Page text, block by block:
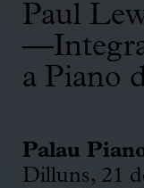
Paul
a Piano
Palau
Dilluns, 21